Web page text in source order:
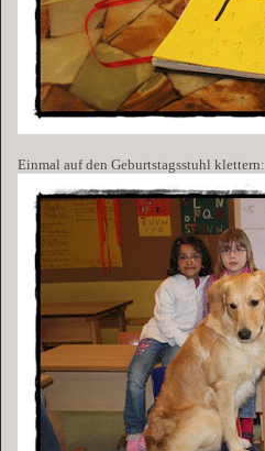
Einmal auf den Geburtstagsstuhl klettern: